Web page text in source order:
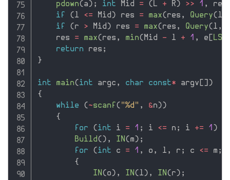
pdown(a) ; int Mid = (L + R) >> 1 ,
if
(l <= Mid) res = max(res , Query(l
if
(r > Mid) res = max(res , Query(l ,
    res
= max(res , min(Mid - l + 1 , e [LS
return res ;
}
int main(int argc , char const* argv [] )
{
while
(~scanf ( "%d" , &n))
{
for
(int i = 1 ; i <= n ; i += 1 )
Build() , IN(m) ;
for
(int c = 1 , o , l , r ; c <= m ;
{
IN(o) , IN(l) , IN(r) ;